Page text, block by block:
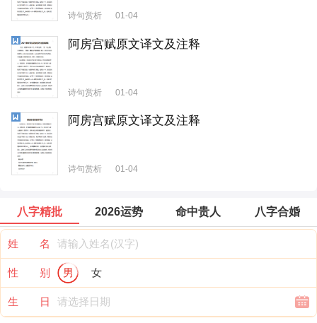
诗句赏析 01-04
阿房宫赋原文译文及注释
诗句赏析 01-04
阿房宫赋原文译文及注释
诗句赏析 01-04
八字精批 2026运势 命中贵人 八字合婚
姓 名
性 别 男 女
生 日